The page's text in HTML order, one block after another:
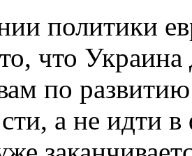
политики
что
по
а не идти